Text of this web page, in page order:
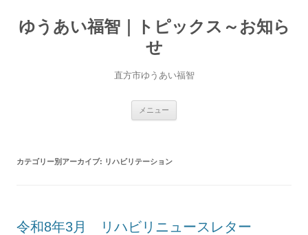
ゆうあい福智｜トピックス～お知ら
せ
直方市ゆうあい福智
メニュー
カテゴリー別アーカイブ: リハビリテーション
令和8年3月 リハビリニュースレター